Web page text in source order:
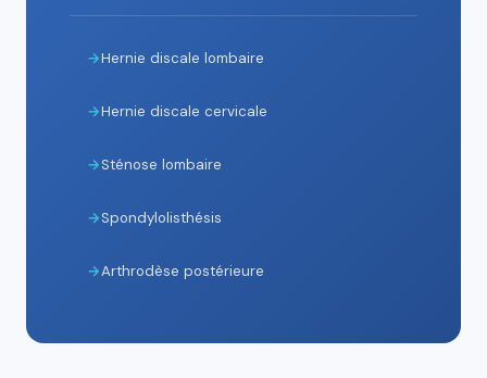
Hernie discale lombaire
Hernie discale cervicale
Sténose lombaire
Spondylolisthésis
Arthrodèse postérieure